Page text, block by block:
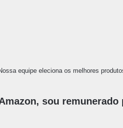
equipe eleciona os melhores
sou